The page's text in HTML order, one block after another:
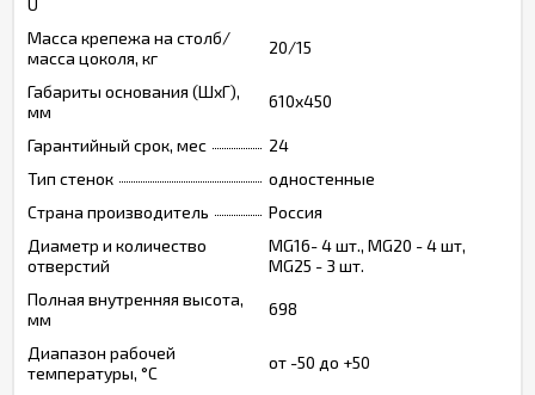
U
Масса крепежа на столб/
масса цоколя, кг
20/15
Габариты основания (ШxГ),
мм
610x450
Гарантийный срок, мес
24
Тип стенок
одностенные
Страна производитель
Россия
Диаметр и количество
отверстий
MG16- 4 шт., MG20 - 4 шт,
MG25 - 3 шт.
Полная внутренняя высота,
мм
698
Диапазон рабочей
температуры, °С
от -50 до +50